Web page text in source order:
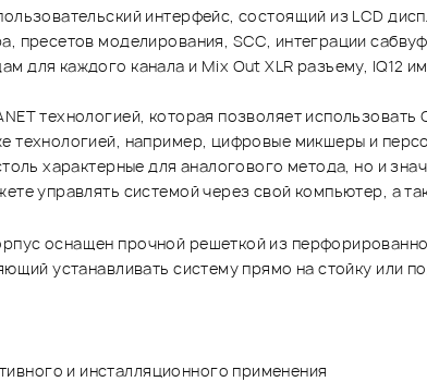
интерфейс, состоящий из LCD
пресетов моделирования, SCC, интеграции
для каждого канала и Mix Out XLR разъему, IQ12
технологией, которая позволяет
технологией, например, цифровые микшеры и
характерные для аналогового метода, но и
управлять системой через свой компьютер, а
оснащен прочной решеткой из
устанавливать систему прямо на стойку или
и инсталляционного применения